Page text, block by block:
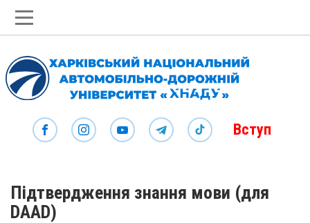
Вступ
Підтвердження знання мови (для
DAAD)